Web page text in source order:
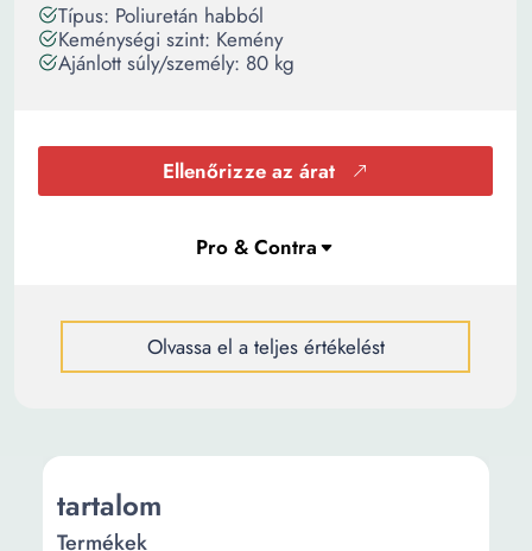
Típus: Poliuretán habból
Keménységi szint: Kemény
Ajánlott súly/személy: 80 kg
Ellenőrizze az árat
Olvassa el a teljes értékelést
tartalom
Termékek